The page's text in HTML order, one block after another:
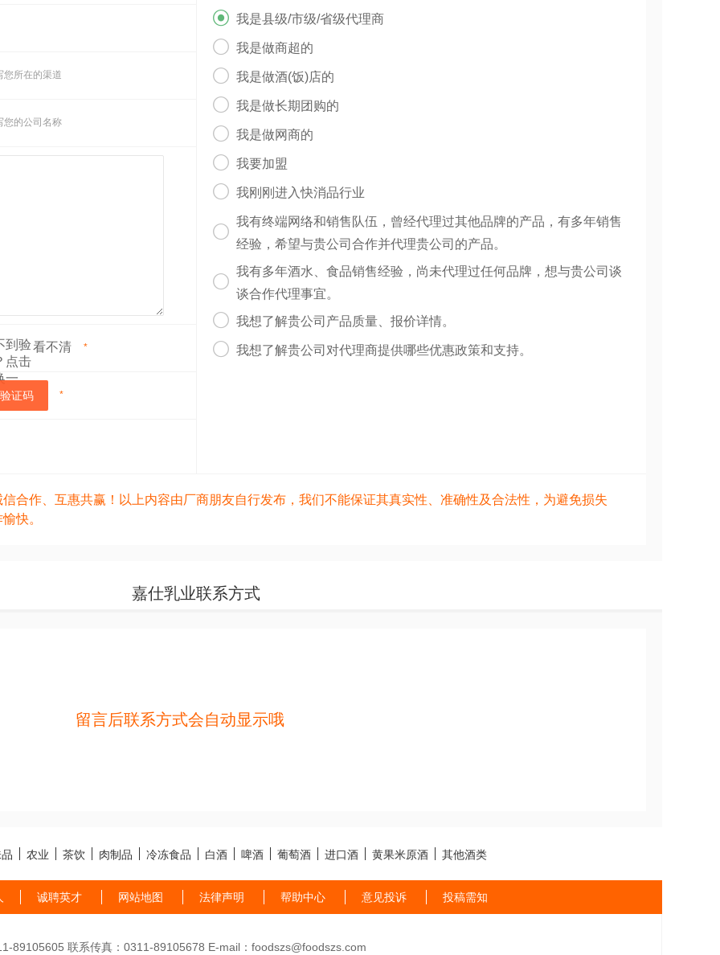
您所在的渠道
您的公司名称
看不清 *
证码 *
 我是县级/市级/省级代理商
 我是做商超的
 我是做酒(饭)店的
 我是做长期团购的
 我是做网商的
 我要加盟
 我刚刚进入快消品行业

我有终端网络和销售队伍，曾经代理过其他品牌的产品，有多年销售
经验，希望与贵公司合作并代理贵公司的产品。

我有多年酒水、食品销售经验，尚未代理过任何品牌，想与贵公司谈
谈合作代理事宜。
 我想了解贵公司产品质量、报价详情。
 我想了解贵公司对代理商提供哪些优惠政策和支持。
合作、互惠共赢！以上内容由厂商朋友自行发布，我们不能保证其真实性、准确性及合法性，为避免损失
快。
嘉仕乳业联系方式
留言后联系方式会自动显示哦
农业 茶饮 肉制品 冷冻食品 白酒 啤酒 葡萄酒 进口酒 黄果米原酒 其他酒类
诚聘英才 网站地图 法律声明 帮助中心 意见投诉 投稿需知
89105605 联系传真：0311-89105678 E-mail：foodszs@foodszs.com